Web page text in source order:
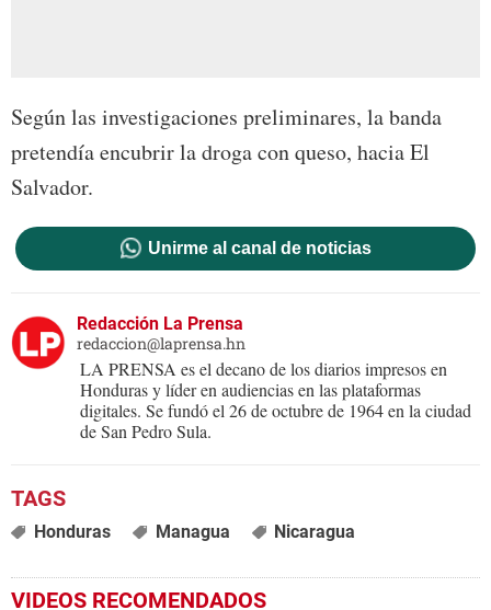
Según las investigaciones preliminares, la banda
pretendía encubrir la droga con queso, hacia El
Salvador.
Unirme al canal de noticias
Redacción La Prensa
redaccion@laprensa.hn
LA PRENSA es el decano de los diarios impresos en
Honduras y líder en audiencias en las plataformas
digitales. Se fundó el 26 de octubre de 1964 en la ciudad
de San Pedro Sula.
Honduras Managua Nicaragua
VIDEOS RECOMENDADOS